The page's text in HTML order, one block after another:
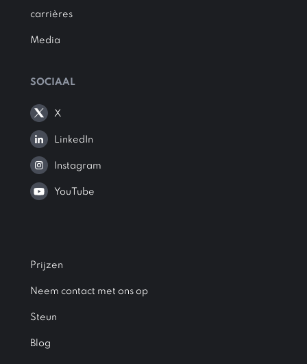
carrières
Media
SOCIAAL
X
LinkedIn
Instagram
YouTube
Prijzen
Neem contact met ons op
Steun
Blog